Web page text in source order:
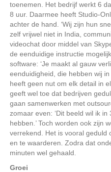
toenemen. Het bedrijf werkt 6
8 uur. Daarmee heeft Studio-
achter de hand. ‘Wij zijn hun
zelf vrijwel niet in India,
videochat door middel van
de eenduidige instructie
software: ‘Je maakt al gauw
eenduidigheid, die hebben wij
heeft geen nut om elk detail in
geeft wel toe dat bedrijven
gaan samenwerken met
zomaar even: ‘Dit beeld wil ik
hebben.’ Toch worden ook zijn
verrekend. Het is vooral geduld
en te waarderen. Zodra dat
minuten wel gehaald.
Groei